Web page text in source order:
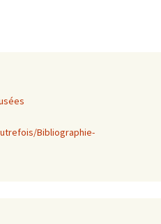
Bibliographie-